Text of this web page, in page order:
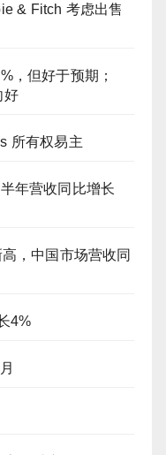
& Fitch 考虑出售
，但好于预期；
好
所有权易主
年营收同比增长
，中国市场营收同
4%